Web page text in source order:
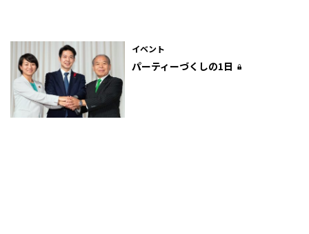
イベント
パーティーづくしの1日